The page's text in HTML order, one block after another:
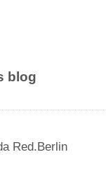
blog
Red.Berlin